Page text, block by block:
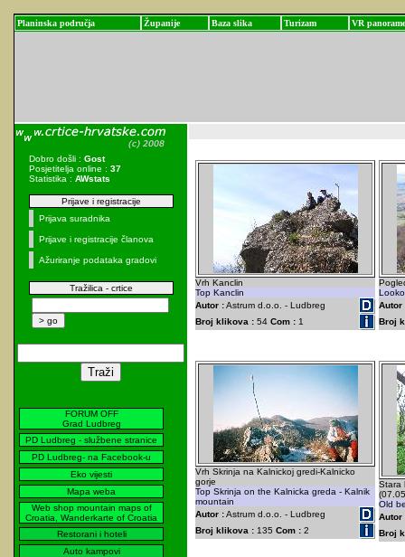
Planinska područja Županije Baza slika Turizam VR panorame
Dobro došli : Gost
Posjetitelja online : 37
Statistika : AWstats
Prijave i registracije
Prijava suradnika
Prijave i registracije članova
Ažuriranje podataka gradovi
Tražilica - crtice
FORUM OFF
Grad Ludbreg
PD Ludbreg - službene stranice
PD Ludbreg- na Facebook-u
Eko vijesti
Mapa weba
Web shop mountain maps of
Croatia, Wanderkarte of Croatia
Restorani i hoteli
Auto kampovi
Vrh Kanclin
Top Kanclin
Autor :Astrum d.o.o. - Ludbreg
Broj klikova : 54 Com : 1
Autor
Broj
Vrh Skrinja na Kalnickoj gredi-Kalnicko
gorje
Top Skrinja on the Kalnicka greda - Kalnik
mountain
Autor :Astrum d.o.o. - Ludbreg
Broj klikova : 135 Com : 2
Stara
Old
Autor
Broj